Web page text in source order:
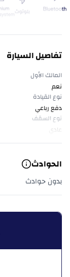
تفاصيل السيارة
المالك الأول
نعم
نوع القيادة
دفع رباعي
نوع السقف
عادي
الحوادث
بدون حوادث